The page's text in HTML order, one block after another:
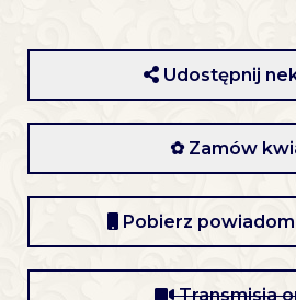
Udostępnij
✿ Zamów
Pobierz
Transmisja